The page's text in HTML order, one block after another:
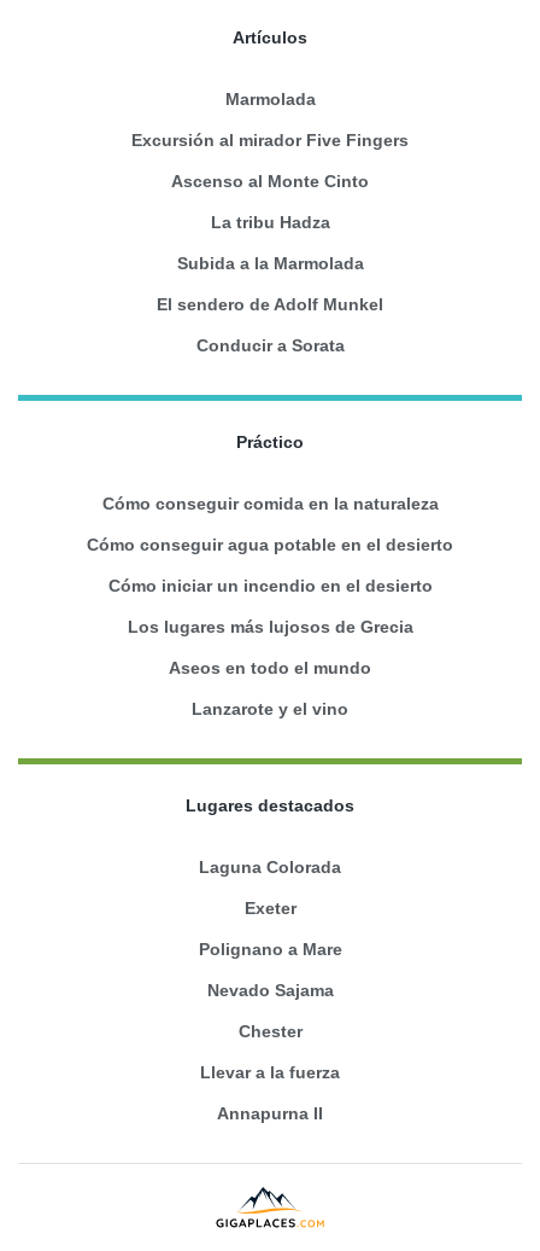
Artículos
Marmolada
Excursión al mirador Five Fingers
Ascenso al Monte Cinto
La tribu Hadza
Subida a la Marmolada
El sendero de Adolf Munkel
Conducir a Sorata
Práctico
Cómo conseguir comida en la naturaleza
Cómo conseguir agua potable en el desierto
Cómo iniciar un incendio en el desierto
Los lugares más lujosos de Grecia
Aseos en todo el mundo
Lanzarote y el vino
Lugares destacados
Laguna Colorada
Exeter
Polignano a Mare
Nevado Sajama
Chester
Llevar a la fuerza
Annapurna II